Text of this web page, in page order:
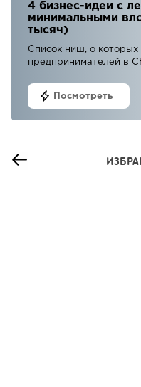
4 бизнес-идеи с
минимальными
тысяч)
Список ниш, о которых
предпринимателей в
Посмотреть